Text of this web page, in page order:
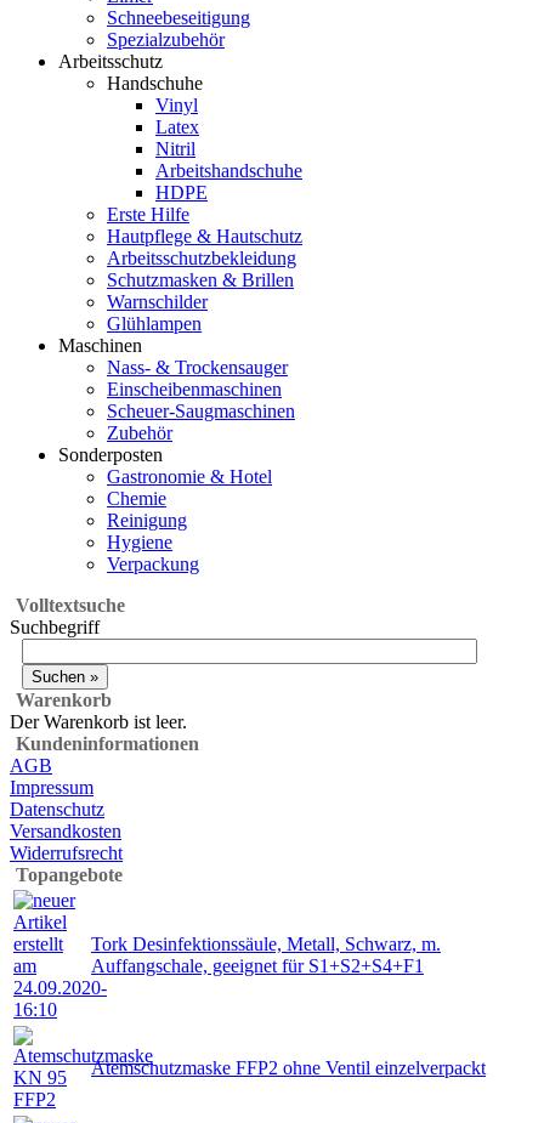
Schneebeseitigung
Spezialzubehör
Arbeitsschutz
Handschuhe
Vinyl
Latex
Nitril
Arbeitshandschuhe
HDPE
Erste Hilfe
Hautpflege & Hautschutz
Arbeitsschutzbekleidung
Schutzmasken & Brillen
Warnschilder
Glühlampen
Maschinen
Nass- & Trockensauger
Einscheibenmaschinen
Scheuer-Saugmaschinen
Zubehör
Sonderposten
Gastronomie & Hotel
Chemie
Reinigung
Hygiene
Verpackung
Volltextsuche
Suchbegriff
Warenkorb
Der Warenkorb ist leer.
Kundeninformationen
AGB
Impressum
Datenschutz
Versandkosten
Widerrufsrecht
Topangebote
Tork Desinfektionssäule, Metall, Schwarz, m.
Auffangschale, geeignet für S1+S2+S4+F1
Atemschutzmaske FFP2 ohne Ventil einzelverpackt